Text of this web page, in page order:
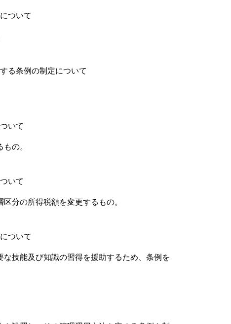
ついて
る条例の制定について
いて
の。
いて
分の所得税額を変更するもの。
ついて
技能及び知識の習得を援助するため、条例を